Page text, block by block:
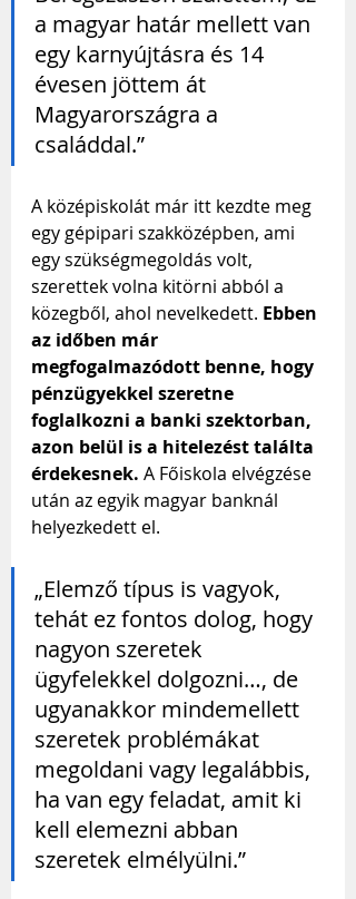
a magyar határ mellett van
egy karnyújtásra és 14
évesen jöttem át
Magyarországra a
családdal.”
A középiskolát már itt kezdte meg
egy gépipari szakközépben, ami
egy szükségmegoldás volt,
szerettek volna kitörni abból a
közegből, ahol nevelkedett. Ebben
az időben már
megfogalmazódott benne, hogy
pénzügyekkel szeretne
foglalkozni a banki szektorban,
azon belül is a hitelezést találta
érdekesnek. A Főiskola elvégzése
után az egyik magyar banknál
helyezkedett el.
„Elemző típus is vagyok,
tehát ez fontos dolog, hogy
nagyon szeretek
ügyfelekkel dolgozni…, de
ugyanakkor mindemellett
szeretek problémákat
megoldani vagy legalábbis,
ha van egy feladat, amit ki
kell elemezni abban
szeretek elmélyülni.”